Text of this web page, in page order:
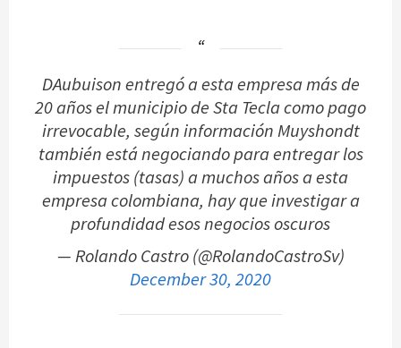
DAubuison entregó a esta empresa más de
20 años el municipio de Sta Tecla como pago
irrevocable, según información Muyshondt
también está negociando para entregar los
impuestos (tasas) a muchos años a esta
empresa colombiana, hay que investigar a
profundidad esos negocios oscuros
— Rolando Castro (@RolandoCastroSv)
December 30, 2020